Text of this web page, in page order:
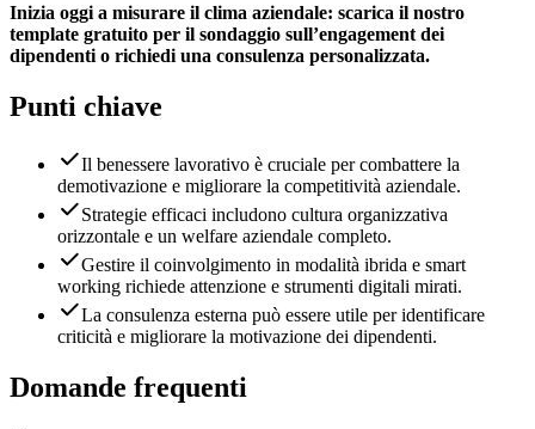
Inizia oggi a misurare il clima aziendale: scarica il nostro
template gratuito per il sondaggio sull’engagement dei
dipendenti o richiedi una consulenza personalizzata.
Punti chiave
Il benessere lavorativo è cruciale per combattere la
demotivazione e migliorare la competitività aziendale.
Strategie efficaci includono cultura organizzativa
orizzontale e un welfare aziendale completo.
Gestire il coinvolgimento in modalità ibrida e smart
working richiede attenzione e strumenti digitali mirati.
La consulenza esterna può essere utile per identificare
criticità e migliorare la motivazione dei dipendenti.
Domande frequenti